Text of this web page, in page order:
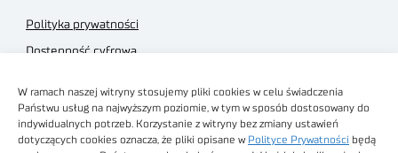
W ramach naszej witryny stosujemy pliki cookies w celu świadczenia
Państwu usług na najwyższym poziomie, w tym w sposób dostosowany do
indywidualnych potrzeb. Korzystanie z witryny bez zmiany ustawień
dotyczących cookies oznacza, że pliki opisane w Polityce Prywatności będą
Polityka prywatności
Dostępność cyfrowa
Regulamin sklepu